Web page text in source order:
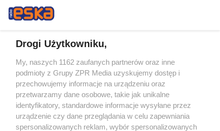
Żaden utwór zamieszczony w serwisie nie może być powielany i
rozpowszechniany lub dalej rozpowszechniany w jakikolwiek sposób (w
tym także elektroniczny lub mechaniczny) na jakimkolwiek polu
eksploatacji w jakiejkolwiek formie, włącznie z umieszczaniem w Internecie
bez pisemnej zgody właściciela praw. Jakiekolwiek użycie lub
wykorzystanie utworów w całości lub w części z naruszeniem prawa, tzn.
bez właściwej zgody, jest zabronione pod groźbą kary i może być ścigane
prawnie.
Drogi Użytkowniku,
My, naszych 1162 zaufanych partnerów oraz inne
podmioty z Grupy ZPR Media uzyskujemy dostęp i
przechowujemy informacje na urządzeniu oraz
przetwarzamy dane osobowe, takie jak unikalne
identyfikatory, standardowe informacje wysyłane przez
urządzenie czy dane przeglądania w celu zapewniania
spersonalizowanych reklam, wybór spersonalizowanych